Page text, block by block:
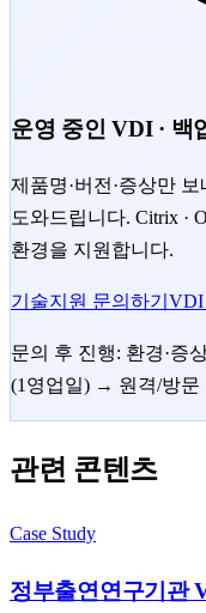
운영 중인 VDI · 백
제품명·버전·증상만
도와드립니다. Citrix ·
환경을 지원합니다.
기술지원 문의하기 VDI
문의 후 진행: 환경·증
(1영업일) → 원격/방문
관련 콘텐츠
Case Study
정부출연연구기관